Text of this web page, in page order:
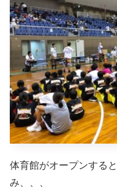
体育館がオープンする
み、、、